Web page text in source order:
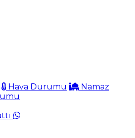
Hava Durumu
Namaz